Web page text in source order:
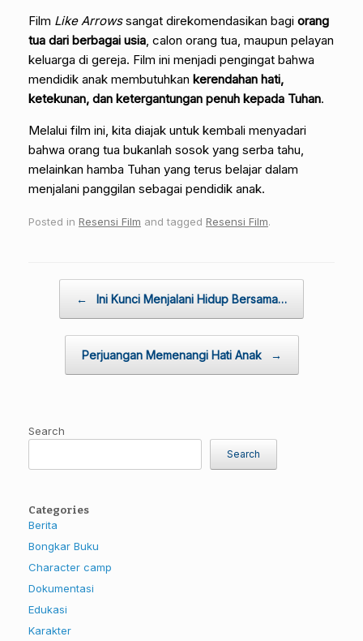
Film Like Arrowssangat direkomendasikan bagi orang
tua dari berbagai usia , calon orang tua, maupun pelayan
keluarga di gereja. Film ini menjadi pengingat bahwa
mendidik anak membutuhkan kerendahan hati,
ketekunan, dan ketergantungan penuh kepada Tuhan.
Melalui film ini, kita diajak untuk kembali menyadari
bahwa orang tua bukanlah sosok yang serba tahu,
melainkan hamba Tuhan yang terus belajar dalam
menjalani panggilan sebagai pendidik anak.
Posted in Resensi Film and tagged Resensi Film.
← Ini Kunci Menjalani Hidup Bersama…
Perjuangan Memenangi Hati Anak →
Search
Search
Categories
Berita
Bongkar Buku
Character camp
Dokumentasi
Edukasi
Karakter